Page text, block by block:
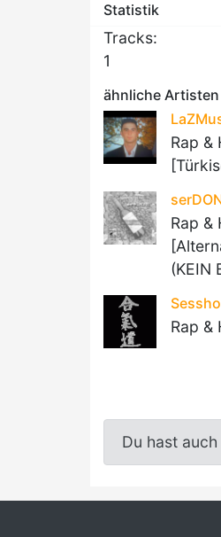
Statistik
Tracks:
1
ähnliche Artisten
Rap &
Rap &
(KEIN
Rap &
Du hast